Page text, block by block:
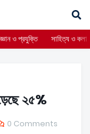
ও প্রযুক্তি সাহিত্য ও কলা
২৫%
0 Comments